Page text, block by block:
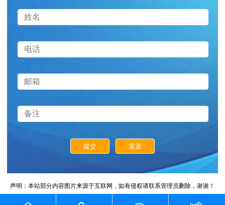
提交 重置
声明：本站部分内容图片来源于互联网，如有侵权请联系管理员删除，谢谢！